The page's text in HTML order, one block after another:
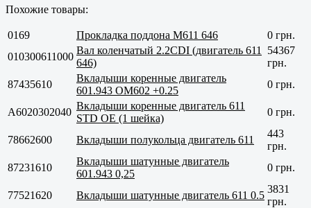
Похожие товары:
0169 Прокладка поддона M611 646
0 грн.
010300611000
Вал коленчатый 2.2CDI (двигатель 611
646)
54367
грн.
87435610
Вкладыши коренные двигатель
601.943 OM602 +0.25
0 грн.
A6020302040
Вкладыши коренные двигатель 611
STD OE (1 шейка)
0 грн.
78662600 Вкладыши полукольца двигатель 611
443
грн.
87231610
Вкладыши шатунные двигатель
601.943 0,25
0 грн.
77521620 Вкладыши шатунные двигатель 611 0.5
3831
грн.